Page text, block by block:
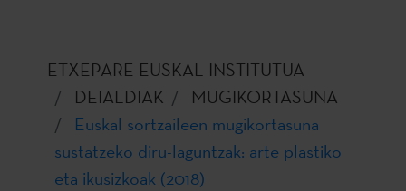
ETXEPARE EUSKAL INSTITUTUA
DEIALDIAK
MUGIKORTASUNA
Euskal sortzaileen mugikortasuna
sustatzeko diru-laguntzak: arte plastiko
eta ikusizkoak (2018)